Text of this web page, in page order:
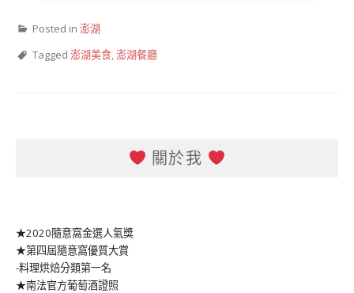
Posted in 澎湖
Tagged 澎湖美食,澎湖餐廳
關於我
★2020隨意窩金選人氣獎
★第四屆隨意窩優質大賞
-料理烘焙分類第一名
★南法官方葡萄酒證照